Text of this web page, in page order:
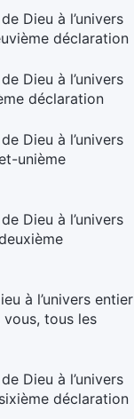
Dieu à l’univers
déclaration
Dieu à l’univers
déclaration
Dieu à l’univers
unième
Dieu à l’univers
à l’univers entier
vous, tous les
Dieu à l’univers
déclaration